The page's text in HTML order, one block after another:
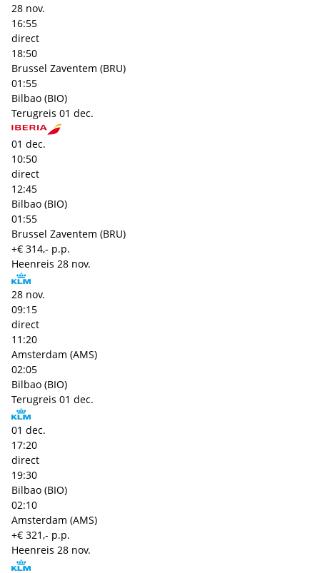
28 nov.
16:55
direct
18:50
Brussel Zaventem (BRU)
01:55
Bilbao (BIO)
Terugreis 01 dec.
01 dec.
10:50
direct
12:45
Bilbao (BIO)
01:55
Brussel Zaventem (BRU)
+€ 314,- p.p.
Heenreis 28 nov.
28 nov.
09:15
direct
11:20
Amsterdam (AMS)
02:05
Bilbao (BIO)
Terugreis 01 dec.
01 dec.
17:20
direct
19:30
Bilbao (BIO)
02:10
Amsterdam (AMS)
+€ 321,- p.p.
Heenreis 28 nov.